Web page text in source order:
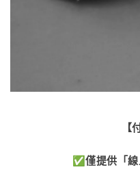
【
✅僅提供「線